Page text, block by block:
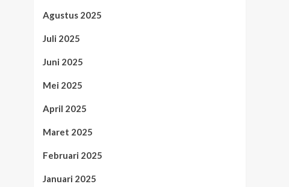
Agustus 2025
Juli 2025
Juni 2025
Mei 2025
April 2025
Maret 2025
Februari 2025
Januari 2025